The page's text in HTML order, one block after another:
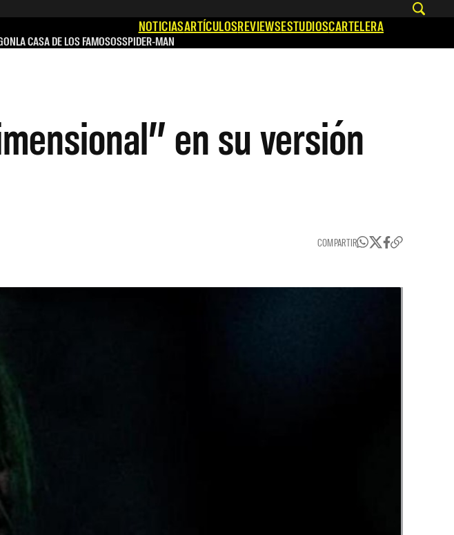
NOTICIASARTÍCULOSREVIEWSESTUDIOSCARTELERA
LA CASA DE LOS FAMOSOSSPIDER-MAN
en su versión
COMPARTIR